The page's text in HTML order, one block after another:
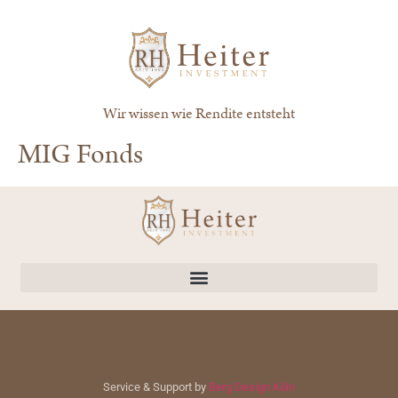
Wir wissen wie Rendite entsteht
MIG Fonds
Service & Support by Berg Design Köln